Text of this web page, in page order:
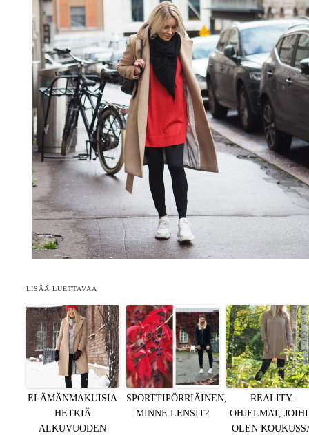
LISÄÄ LUETTAVAA
ELÄMÄNMAKUISIA
HETKIÄ
ALKUVUODEN
SPORTTIPÖRRIÄINEN,
MINNE LENSIT?
REALITY-
OHJELMAT,
OLEN